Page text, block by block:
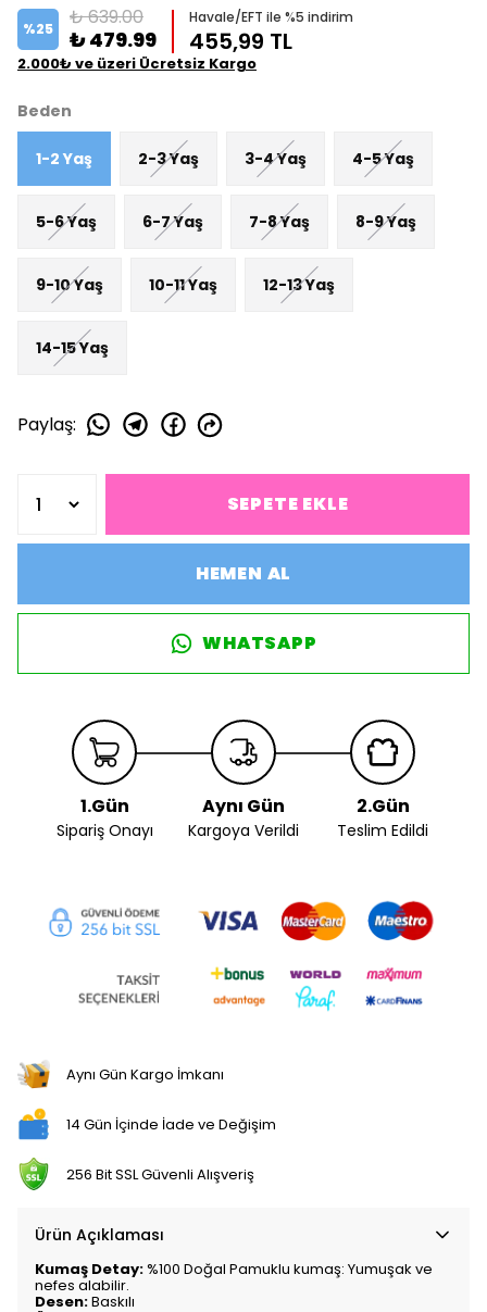
%25 ₺ 639.00
₺ 479.99
Havale/EFT ile %5 indirim
455,99 TL
2.000₺ ve üzeri Ücretsiz Kargo
Beden
1-2 Yaş 2-3 Yaş 3-4 Yaş 4-5 Yaş
5-6 Yaş 6-7 Yaş 7-8 Yaş 8-9 Yaş
9-10 Yaş 10-11 Yaş 12-13 Yaş
14-15 Yaş
Paylaş:
SEPETE EKLE
HEMEN AL
WHATSAPP
1.Gün
Sipariş Onayı
Aynı Gün
Kargoya Verildi
2.Gün
Teslim Edildi
Aynı Gün Kargo İmkanı
14 Gün İçinde İade ve Değişim
256 Bit SSL Güvenli Alışveriş
Ürün Açıklaması
Kumaş Detay:%100 Doğal Pamuklu kumaş: Yumuşak ve
nefes alabilir.
Desen:Baskılı